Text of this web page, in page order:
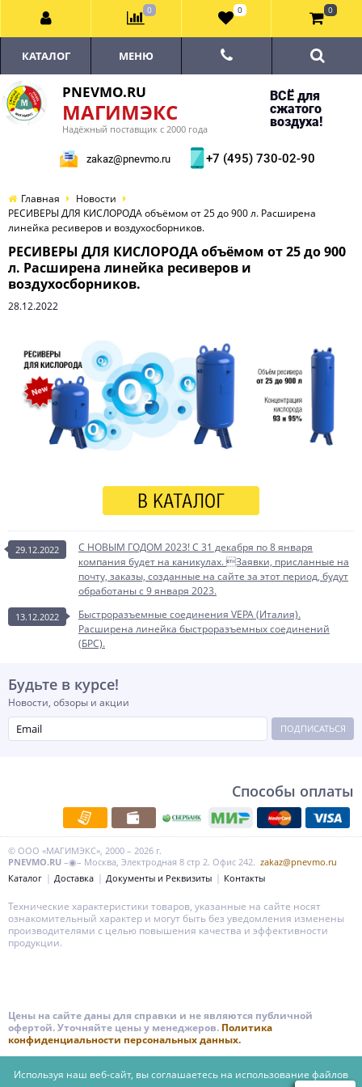
PNEVMO.RU
МАГИМЭКС
Надёжный поставщик с 2000 года
ВСЁ для
сжатого
воздуха!
zakaz@pnevmo.ru +7 (495) 730-02-90
КАТАЛОГ МЕНЮ
Главная
Новости
РЕСИВЕРЫ ДЛЯ КИСЛОРОДА объёмом от 25 до 900 л. Расширена
линейка ресиверов и воздухосборников.
РЕСИВЕРЫ ДЛЯ КИСЛОРОДА объёмом от 25 до 900
л. Расширена линейка ресиверов и
воздухосборников.
28.12.2022
29.12.2022
С НОВЫМ ГОДОМ 2023! С 31 декабря по 8 января
компания будет на каникулах. Заявки, присланные на
почту, заказы, созданные на сайте за этот период, будут
обработаны с 9 января 2023.
Быстроразъемные соединения VEPA (Италия).
Расширена линейка быстроразъемных соединений
(БРС).
13.12.2022
Будьте в курсе!
Новости, обзоры и акции
ПОДПИСАТЬСЯ
Способы оплаты
© ООО «МАГИМЭКС», 2000 – 2026 г.
PNEVMO.RU –◉– Москва, Электродная 8 стр 2. Офис 242. zakaz@pnevmo.ru
Каталог
Доставка Документы и Реквизиты Контакты
0 0 0
Технические характеристики товаров, указанные на сайте носят
ознакомительный характер и могут быть без уведомления изменены
производителями с целью повышения качества и эффективности
продукции.
Цены на сайте даны для справки и не являются публичной
офертой. Уточняйте цены у менеджеров. Политика
конфиденциальности персональных данных.
Используя наш веб-сайт, вы соглашаетесь на использование файлов